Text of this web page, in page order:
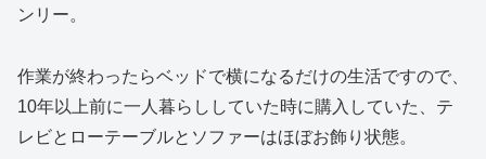
ンリー。
作業が終わったらベッドで横になるだけの生活ですので、
10年以上前に一人暮らししていた時に購入していた、テ
レビとローテーブルとソファーはほぼお飾り状態。